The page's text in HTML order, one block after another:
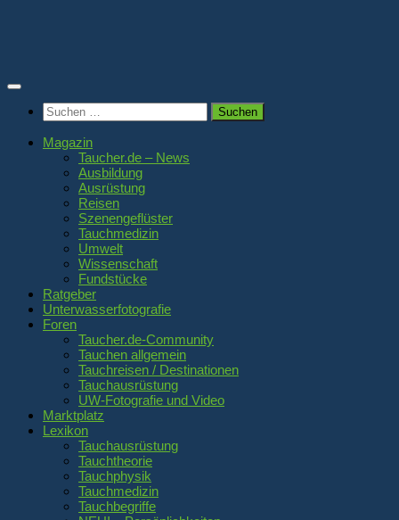
Suchen
nach:
Magazin
Taucher.de – News
Ausbildung
Ausrüstung
Reisen
Szenengeflüster
Tauchmedizin
Umwelt
Wissenschaft
Fundstücke
Ratgeber
Unterwasserfotografie
Foren
Taucher.de-Community
Tauchen allgemein
Tauchreisen / Destinationen
Tauchausrüstung
UW-Fotografie und Video
Marktplatz
Lexikon
Tauchausrüstung
Tauchtheorie
Tauchphysik
Tauchmedizin
Tauchbegriffe